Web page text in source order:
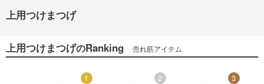
特集から探す
上用つけまつげ
上用つけまつげのRanking 売れ筋アイテム
1 2 3